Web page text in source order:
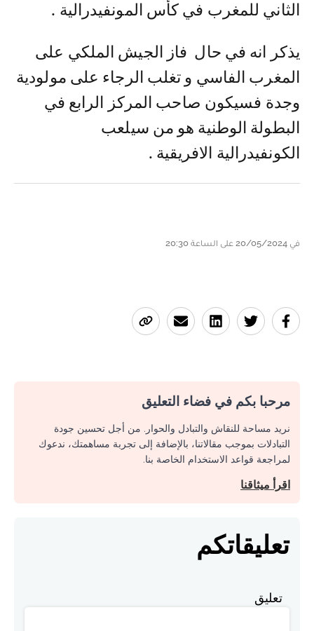
الثاني للمغرب في كأس المونفيدرالية .
يذكر انه في حال ‎فاز الجيش الملكي على
المغرب الفاسي و تغلب الرجاء على مولودية
وجدة فسيكون صاحب المركز الرابع في
البطولة الوطنية هو من سيلعب
الكونفيدرالية الافريقية .
في 20/05/2024 على الساعة 20:30
مرحبا بكم في فضاء التعليق
نريد مساحة للنقاش والتبادل والحوار. من أجل تحسين جودة
التبادلات بموجب مقالاتنا، بالإضافة إلى تجربة مساهمتك، ندعوك
لمراجعة قواعد الاستخدام الخاصة بنا.
اقرأ ميثاقنا
تعليقاتكم
تعليق